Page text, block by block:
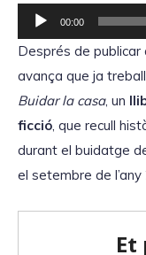
e
t
00:00
Després de publicar
avança que ja
Buidar la casa, un
ficció, que recull
durant el buidatge
el setembre de l’any